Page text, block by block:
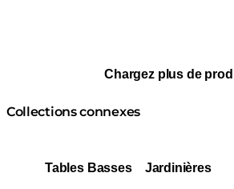
Chargez plus de
Collections connexes
Tables Basses Jardinières